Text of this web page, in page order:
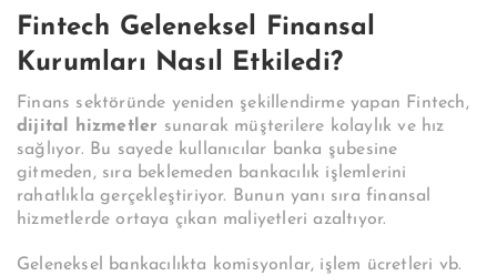
Fintech Geleneksel Finansal
Kurumları Nasıl Etkiledi?
Finans sektöründe yeniden şekillendirme yapan Fintech,
dijital hizmetler sunarak müşterilere kolaylık ve hız
sağlıyor. Bu sayede kullanıcılar banka şubesine
gitmeden, sıra beklemeden bankacılık işlemlerini
rahatlıkla gerçekleştiriyor. Bunun yanı sıra finansal
hizmetlerde ortaya çıkan maliyetleri azaltıyor.
Geleneksel bankacılıkta komisyonlar, işlem ücretleri vb.